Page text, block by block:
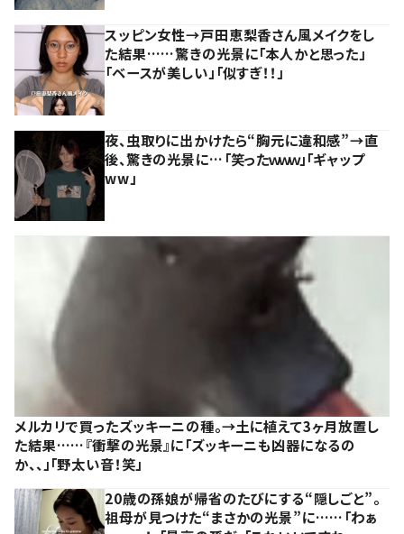
スッピン女性→戸田恵梨香さん風メイクをし
た結果……驚きの光景に「本人かと思った」
「ベースが美しい」「似すぎ！！」
夜、虫取りに出かけたら“胸元に違和感”→直
後、驚きの光景に…「笑ったｗｗｗ」「ギャップ
ww」
メルカリで買ったズッキーニの種。→土に植えて3ヶ月放置し
た結果……『衝撃の光景』に「ズッキーニも凶器になるの
か、、」「野太い音！笑」
20歳の孫娘が帰省のたびにする“隠しごと”。
祖母が見つけた“まさかの光景”に……「わぁ